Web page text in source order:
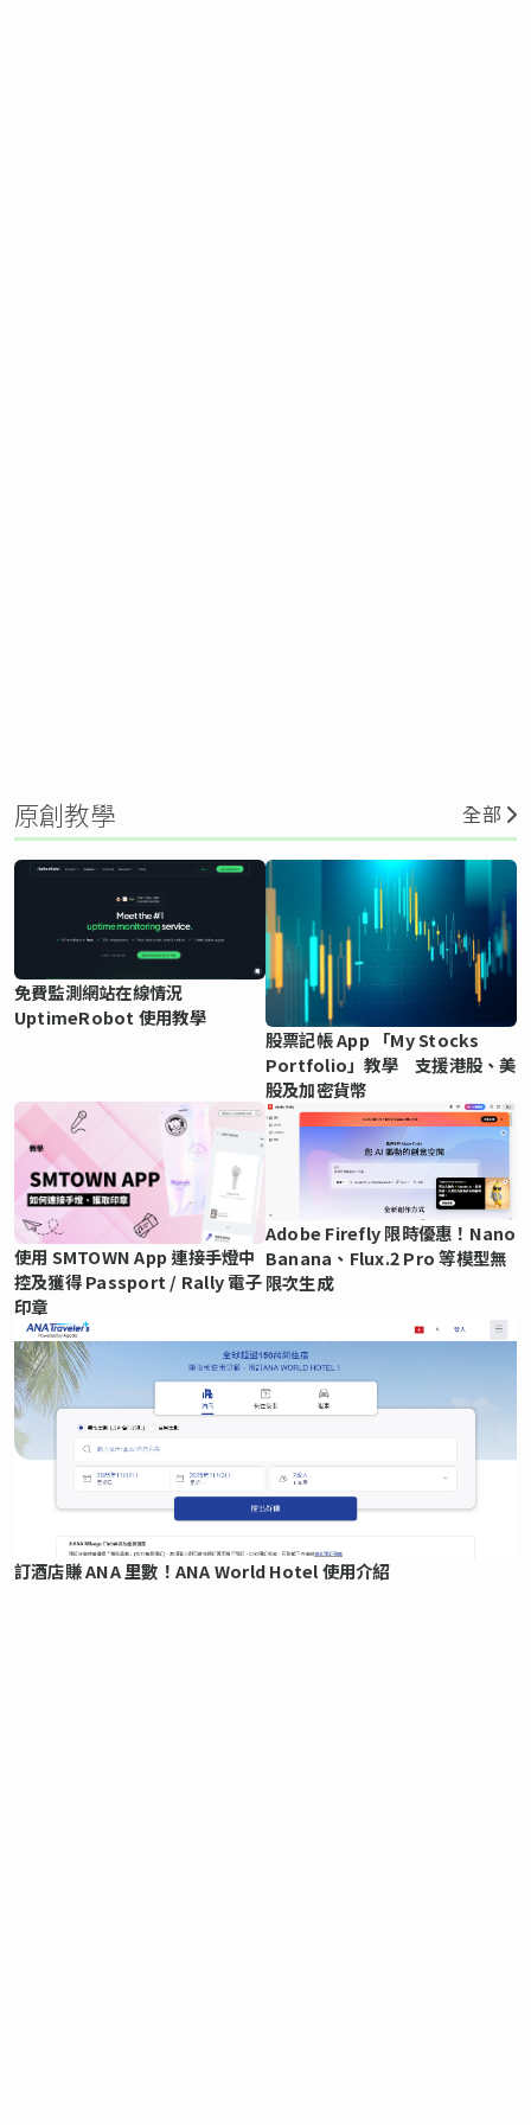
原創教學 全部
免費監測網站在線情況
UptimeRobot 使用教學
股票記帳 App 「My Stocks
Portfolio」教學 支援港股、美
股及加密貨幣
使用 SMTOWN App 連接手燈中
控及獲得 Passport / Rally 電子
印章
Adobe Firefly 限時優惠！Nano
Banana、Flux.2 Pro 等模型無
限次生成
訂酒店賺 ANA 里數！ANA World Hotel 使用介紹